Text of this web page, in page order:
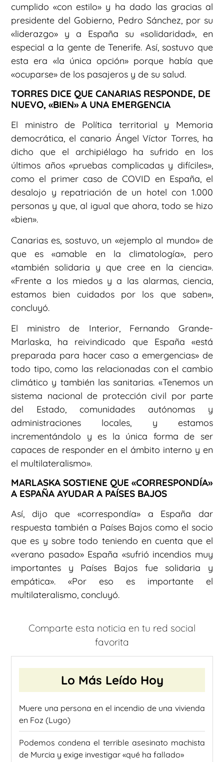
cumplido «con estilo» y ha dado las gracias al
presidente del Gobierno, Pedro Sánchez, por su
«liderazgo» y a España su «solidaridad», en
especial a la gente de Tenerife. Así, sostuvo que
esta era «la única opción» porque había que
«ocuparse» de los pasajeros y de su salud.
TORRES DICE QUE CANARIAS RESPONDE, DE
NUEVO, «BIEN» A UNA EMERGENCIA
El ministro de Política territorial y Memoria
democrática, el canario Ángel Víctor Torres, ha
dicho que el archipiélago ha sufrido en los
últimos años «pruebas complicadas y difíciles»,
como el primer caso de COVID en España, el
desalojo y repatriación de un hotel con 1.000
personas y que, al igual que ahora, todo se hizo
«bien».
Canarias es, sostuvo, un «ejemplo al mundo» de
que es «amable en la climatología», pero
«también solidaria y que cree en la ciencia».
«Frente a los miedos y a las alarmas, ciencia,
estamos bien cuidados por los que saben»,
concluyó.
El ministro de Interior, Fernando Grande-
Marlaska, ha reivindicado que España «está
preparada para hacer caso a emergencias» de
todo tipo, como las relacionadas con el cambio
climático y también las sanitarias. «Tenemos un
sistema nacional de protección civil por parte
del Estado, comunidades autónomas y
administraciones locales, y estamos
incrementándolo y es la única forma de ser
capaces de responder en el ámbito interno y en
el multilateralismo».
MARLASKA SOSTIENE QUE «CORRESPONDÍA»
A ESPAÑA AYUDAR A PAÍSES BAJOS
Así, dijo que «correspondía» a España dar
respuesta también a Países Bajos como el socio
que es y sobre todo teniendo en cuenta que el
«verano pasado» España «sufrió incendios muy
importantes y Países Bajos fue solidaria y
empática». «Por eso es importante el
multilateralismo, concluyó.
Comparte esta noticia en tu red social
favorita
Lo Más Leído Hoy
Muere una persona en el incendio de una vivienda
en Foz (Lugo)
Podemos condena el terrible asesinato machista
de Murcia y exige investigar «qué ha fallado»